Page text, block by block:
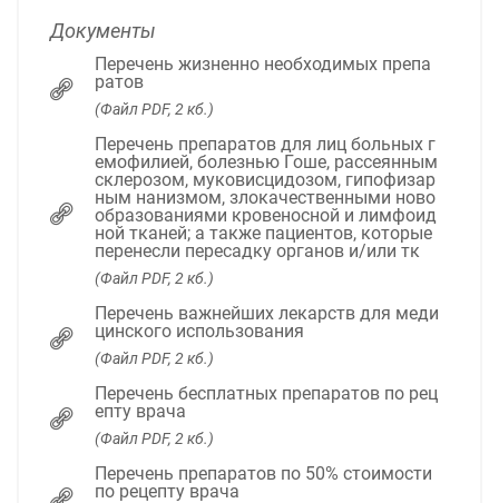
Документы
Перечень жизненно необходимых препа
ратов
(Файл PDF, 2 кб.)
Перечень препаратов для лиц больных г
емофилией, болезнью Гоше, рассеянным
склерозом, муковисцидозом, гипофизар
ным нанизмом, злокачественными ново
образованиями кровеносной и лимфоид
ной тканей; а также пациентов, которые
перенесли пересадку органов и/или тк
(Файл PDF, 2 кб.)
Перечень важнейших лекарств для меди
цинского использования
(Файл PDF, 2 кб.)
Перечень бесплатных препаратов по рец
епту врача
(Файл PDF, 2 кб.)
Перечень препаратов по 50% стоимости
по рецепту врача